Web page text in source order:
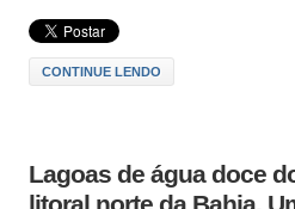
CONTINUE LENDO
Lagoas de água doce